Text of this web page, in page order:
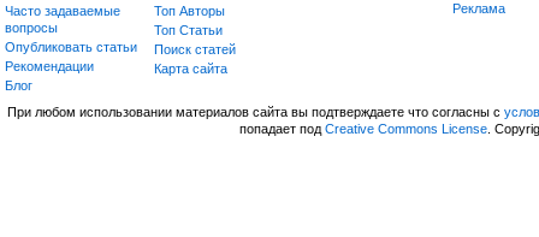
Часто задаваемые
вопросы
Опубликовать статьи
Рекомендации
Блог
Топ Авторы
Топ Статьи
Поиск статей
Карта сайта
Реклама
При любом использовании материалов сайта вы подтверждаете что согласны с
попадает под Creative Commons License.